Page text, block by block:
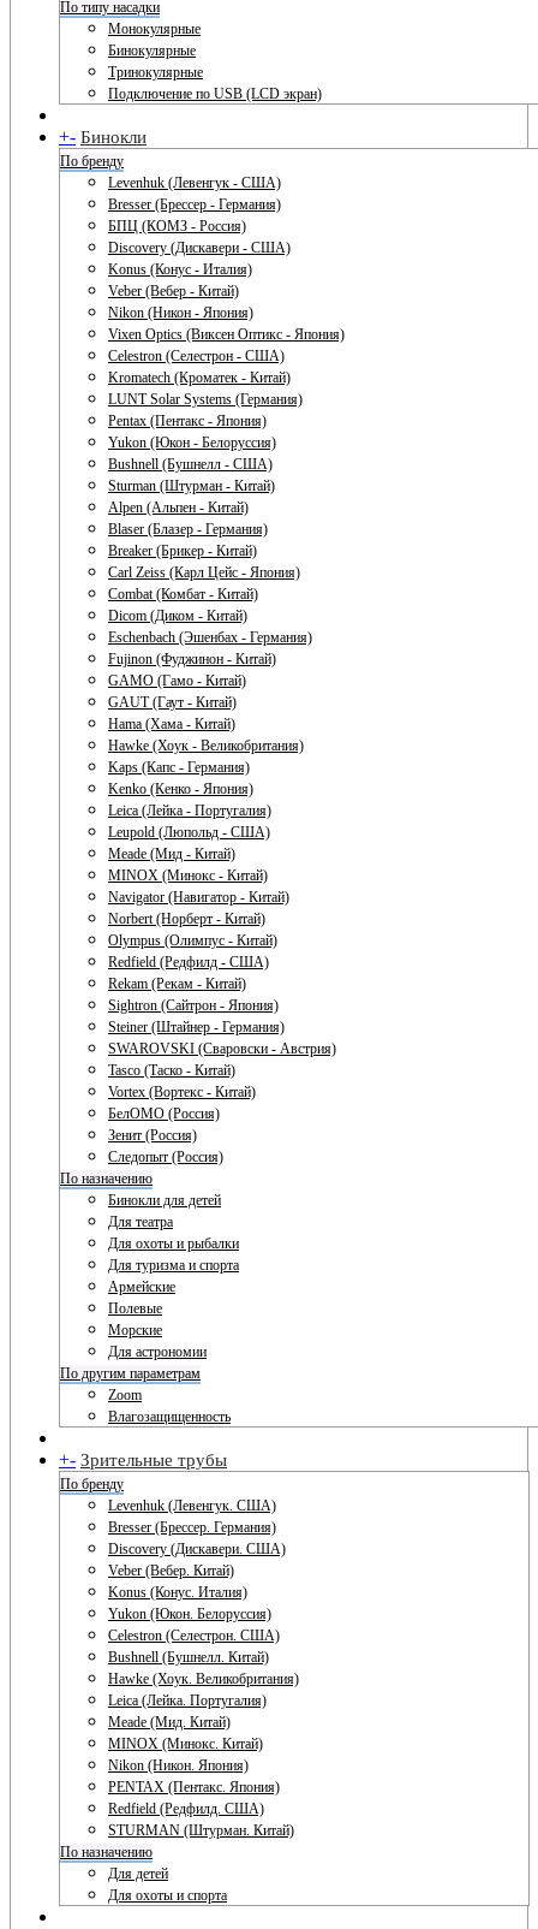
По типу насадки
Монокулярные
Бинокулярные
Тринокулярные
Подключение по USB (LCD экран)
+- Бинокли
По бренду
Levenhuk (Левенгук - США)
Bresser (Брессер - Германия)
БПЦ (КОМЗ - Россия)
Discovery (Дискавери - США)
Konus (Конус - Италия)
Veber (Вебер - Китай)
Nikon (Никон - Япония)
Vixen Optics (Виксен Оптикс - Япония)
Celestron (Селестрон - США)
Kromatech (Кроматек - Китай)
LUNT Solar Systems (Германия)
Pentax (Пентакс - Япония)
Yukon (Юкон - Белоруссия)
Bushnell (Бушнелл - США)
Sturman (Штурман - Китай)
Alpen (Альпен - Китай)
Blaser (Блазер - Германия)
Breaker (Брикер - Китай)
Carl Zeiss (Карл Цейс - Япония)
Combat (Комбат - Китай)
Dicom (Диком - Китай)
Eschenbach (Эшенбах - Германия)
Fujinon (Фуджинон - Китай)
GAMO (Гамо - Китай)
GAUT (Гаут - Китай)
Hama (Хама - Китай)
Hawke (Хоук - Великобритания)
Kaps (Капс - Германия)
Kenko (Кенко - Япония)
Leica (Лейка - Португалия)
Leupold (Люпольд - США)
Meade (Мид - Китай)
MINOX (Минокс - Китай)
Navigator (Навигатор - Китай)
Norbert (Норберт - Китай)
Olympus (Олимпус - Китай)
Redfield (Редфилд - США)
Rekam (Рекам - Китай)
Sightron (Сайтрон - Япония)
Steiner (Штайнер - Германия)
SWAROVSKI (Сваровски - Австрия)
Tasco (Таско - Китай)
Vortex (Вортекс - Китай)
БелОМО (Россия)
Зенит (Россия)
Следопыт (Россия)
По назначению
Бинокли для детей
Для театра
Для охоты и рыбалки
Для туризма и спорта
Армейские
Полевые
Морские
Для астрономии
По другим параметрам
Zoom
Влагозащищенность
+- Зрительные трубы
По бренду
Levenhuk (Левенгук. США)
Bresser (Брессер. Германия)
Discovery (Дискавери. США)
Veber (Вебер. Китай)
Konus (Конус. Италия)
Yukon (Юкон. Белоруссия)
Celestron (Селестрон. США)
Bushnell (Бушнелл. Китай)
Hawke (Хоук. Великобритания)
Leica (Лейка. Португалия)
Meade (Мид. Китай)
MINOX (Минокс. Китай)
Nikon (Никон. Япония)
PENTAX (Пентакс. Япония)
Redfield (Редфилд. США)
STURMAN (Штурман. Китай)
По назначению
Для детей
Для охоты и спорта